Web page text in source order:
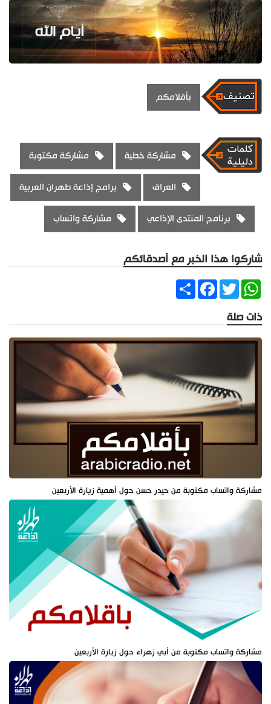
بأقلامكم
مشاركة خطية مشاركة مكتوبة
العراق برامج إذاعة طهران العربية
برنامج المنتدى الإذاعي مشاركة واتساب
شاركوا هذا الخبر مع أصدقائكم
ShareFacebookTwitter
WhatsApp
ذات صلة
مشاركة واتساب مكتوبة من حيدر حسن حول أهمية زيارة الأربعين
مشاركة واتساب مكتوبة من أبي زهراء حول زيارة الأربعين